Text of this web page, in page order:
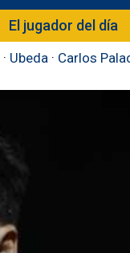
El jugador del día
· Ubeda · Carlos